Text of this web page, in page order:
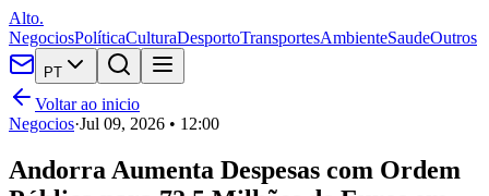
Alto.
NegociosPolíticaCulturaDesportoTransportesAmbienteSaudeOutros
PT
Voltar ao inicio
Negocios·Jul 09, 2026 • 12:00
Andorra Aumenta Despesas com Ordem